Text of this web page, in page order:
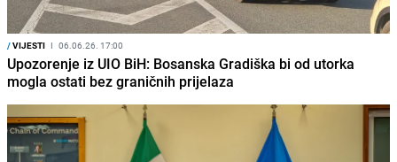
/VIJESTI I 06.06.26. 17:00
Upozorenje iz UIO BiH: Bosanska Gradiška bi od utorka
mogla ostati bez graničnih prijelaza